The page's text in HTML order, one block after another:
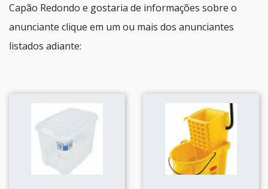
Capão Redondo e gostaria de informações sobre o
anunciante clique em um ou mais dos anunciantes
listados adiante: